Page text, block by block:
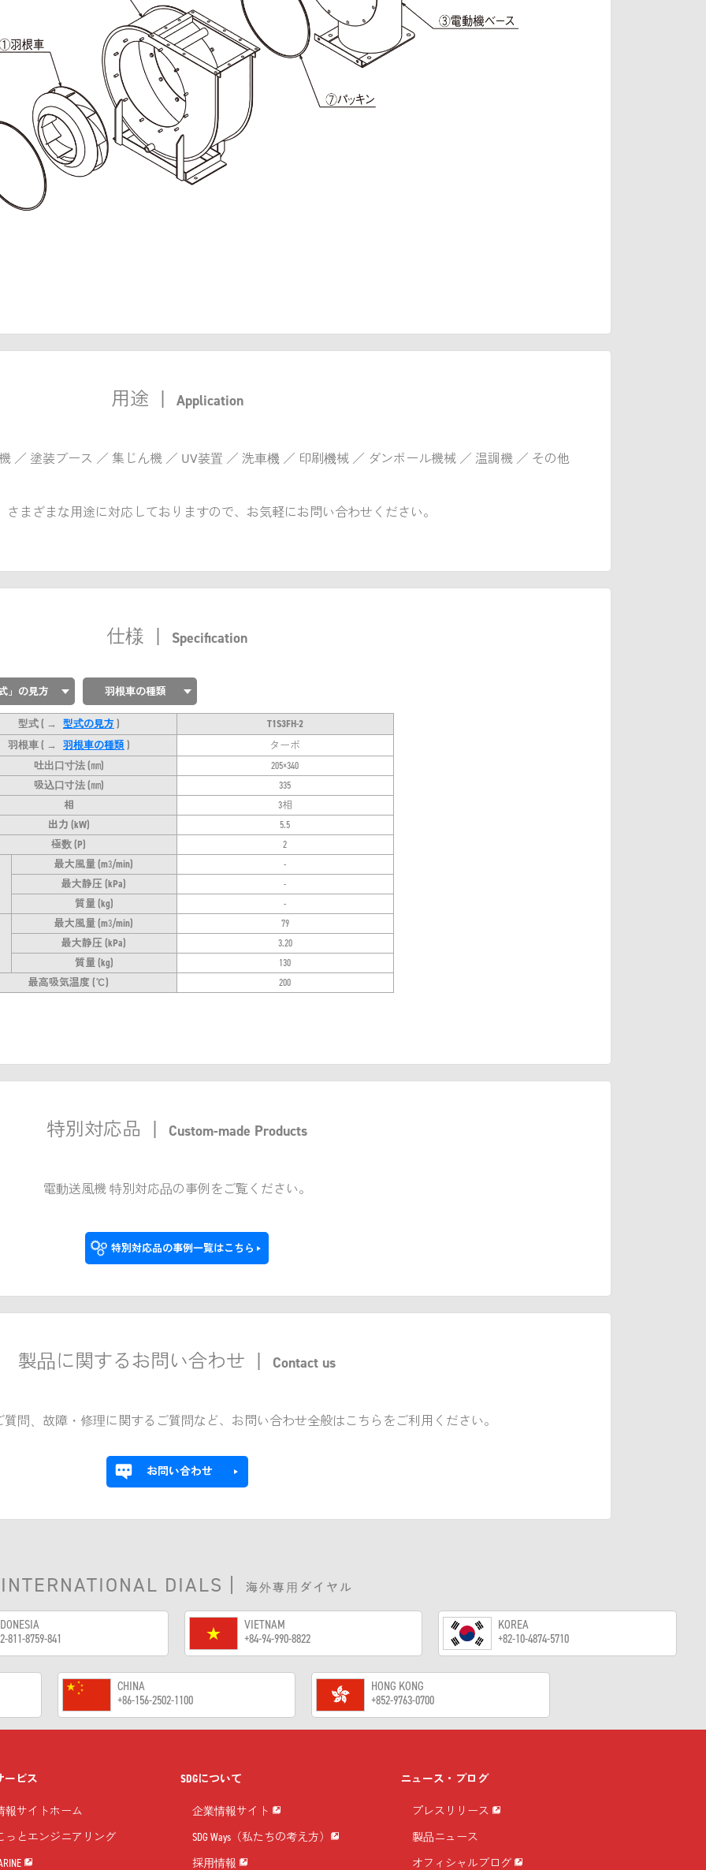
用途 Application
／ 塗装ブース ／ 集じん機 ／ UV装置 ／ 洗車機 ／ 印刷機械 ／ ダンボール機械 ／ 温調機 ／ その他
さまざまな用途に対応しておりますので、お気軽にお問い合わせください。
仕様 Specification
」の見方 羽根車の種類
型式( → 型式の見方 )
T1S3FH-2
羽根車( → 羽根車の種類 )
ターボ
吐出口寸法 (㎜)
205×340
吸込口寸法 (㎜)
335
相
3相
出力 (kW)
5.5
極数 (P)
2
最大風量 (m3/min)
-
最大静圧 (kPa)
-
質量 (kg)
-
最大風量 (m3/min)
79
最大静圧 (kPa)
3.20
質量 (kg)
130
最高吸気温度 (℃)
200
特別対応品 Custom-made Products
電動送風機 特別対応品の事例をご覧ください。
特別対応品の事例一覧はこちら
製品に関するお問い合わせ | Contact us
問、故障・修理に関するご質問など、お問い合わせ全般はこちらをご利用ください。
お問い合わせ
INTERNATIONAL DIALS 海外専用ダイヤル
811-8759-841
VIETNAM
+84-94-990-8822
KOREA
+82-10-4874-5710
CHINA
+86-156-2502-1100
HONG KONG
+852-9763-0700
ービス
報サイトホーム
っとエンジニアリング
SDGについて
企業情報サイト
SDG Ways（私たちの考え方）
採用情報
ニュース・ブログ
プレスリリース
製品ニュース
オフィシャルブログ